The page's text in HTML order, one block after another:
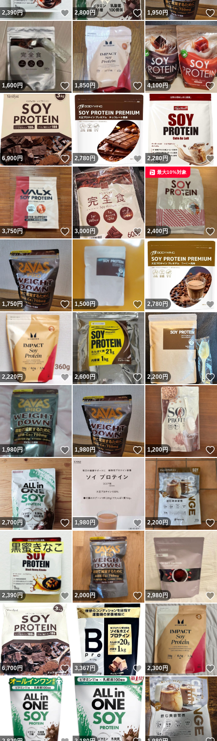
2,390円 いいね！
2,800円 いいね！
1,950円
1,600円 いいね！
1,850円 いいね！
4,100円
6,900円 いいね！
2,780 円 いいね！
2,280円
3,750円 いいね！
3,000円 いいね！
2,400円
最大10%対象
1,750円 いいね！
1,500円 いいね！
2,780 円
2,220円 いいね！
2,600円 いいね！
2,200円
1,980円 いいね！
1,980円 いいね！
1,200円
2,700円 いいね！
1,980 円 いいね！
2,200円
2,390円 いいね！
2,000円 いいね！
2,980円
6,700円 いいね！
3,367 円 いいね！
2,300円